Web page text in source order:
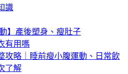
識
動】產後塑身、瘦肚子
有用嗎
攻略｜睡前瘦小腹運動、日常飲
了解